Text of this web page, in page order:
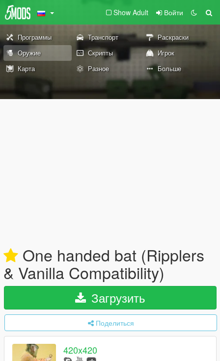
Show Adult Войти
Программы Транспорт
Раскраски
Оружие
Скрипты
Игрок
Карта
Разное Больше
One handed bat (Ripplers
& Vanilla Compatibility)
Загрузить
Поделиться
420x420